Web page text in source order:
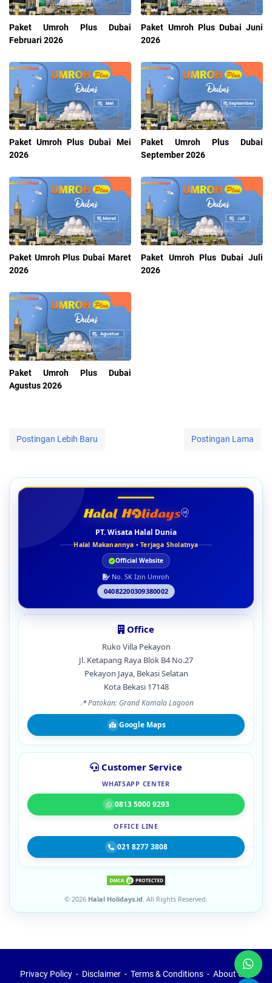
Paket Umroh Plus Dubai
Februari 2026
Paket Umroh Plus Dubai Juni
2026
Paket Umroh Plus Dubai Mei
2026
Paket Umroh Plus Dubai
September 2026
Paket Umroh Plus Dubai Maret
2026
Paket Umroh Plus Dubai Juli
2026
Paket Umroh Plus Dubai
Agustus 2026
Postingan Lebih Baru Postingan Lama
PT. Wisata Halal Dunia
Halal Makanannya • Terjaga Sholatnya
Official Website
No. SK Izin Umroh
04082200309380002
Office
Ruko Villa Pekayon
Jl. Ketapang Raya Blok B4 No.27
Pekayon Jaya, Bekasi Selatan
Kota Bekasi 17148
📍 Patokan: Grand Kamala Lagoon
Google Maps
Customer Service
WHATSAPP CENTER
0813 5000 9293
OFFICE LINE
021 8277 3808
© 2026 Halal Holidays.id. All Rights Reserved.
Privacy Policy Disclaimer Terms & Conditions About Us